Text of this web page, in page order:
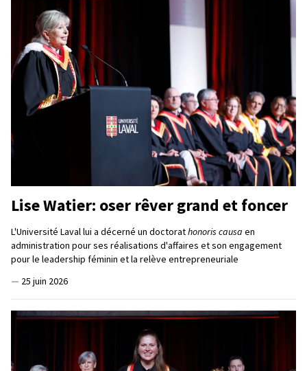
Lise Watier: oser rêver grand et foncer
L'Université Laval lui a décerné un doctorathonoris causa en
administration pour ses réalisations d'affaires et son engagement
pour le leadership féminin et la relève entrepreneuriale
— 25 juin 2026